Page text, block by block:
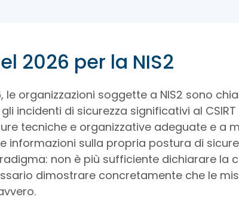
2026 per la NIS2
le organizzazioni soggette a NIS2 sono
incidenti di sicurezza significativi al CSIRT
tecniche e organizzative adeguate e a
informazioni sulla propria postura di
non è più sufficiente dichiarare la
dimostrare concretamente che le